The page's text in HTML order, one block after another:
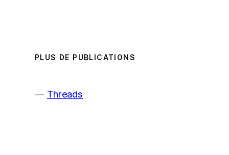
PLUS DE PUBLICATIONS
Threads